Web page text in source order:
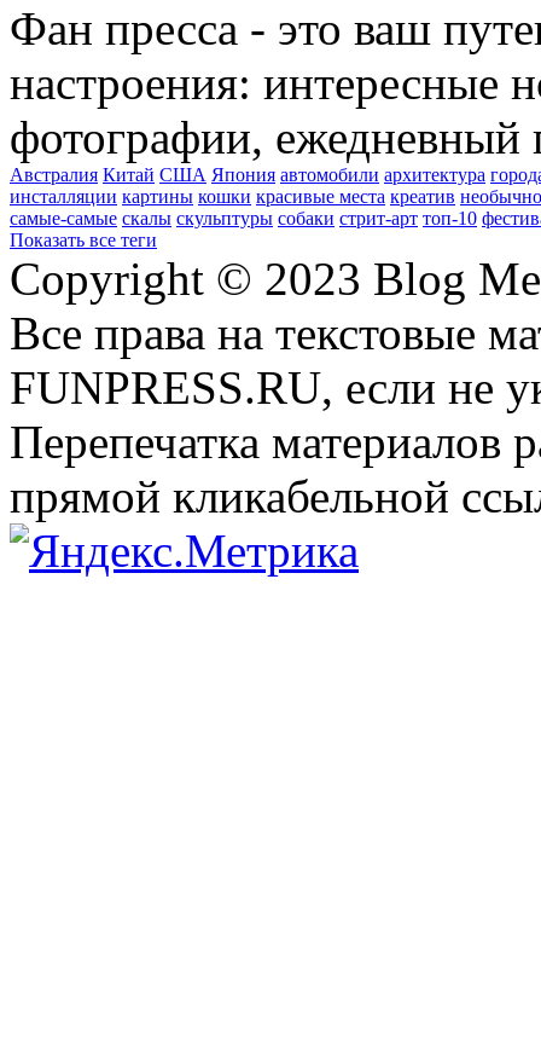
Фан пресса - это ваш
настроения: интересные
фотографии, ежедневный
Австралия Китай США Япония автомобили архитектура
инсталляции картины кошки красивые места креатив
самые-самые скалы скульптуры собаки стрит-арт топ-10
Показать все теги
Copyright © 2023 Blog
Все права на текстовые
FUNPRESS.RU, если не
Перепечатка материалов
прямой кликабельной